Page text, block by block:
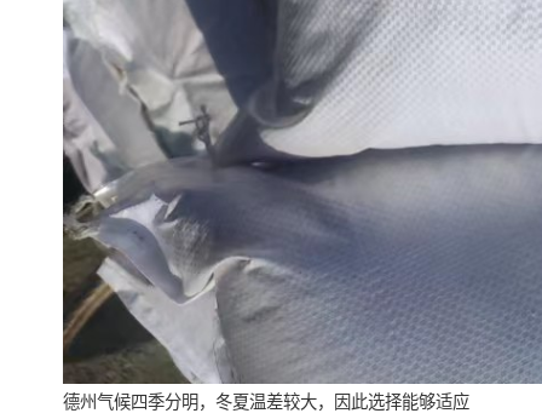
德州气候四季分明，冬夏温差较大，因此选择能够适应